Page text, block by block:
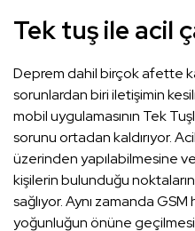
Tek tuş ile acil
Deprem dahil birçok afette
sorunlardan biri iletişimin
mobil uygulamasının Tek
sorunu ortadan kaldırıyor.
üzerinden yapılabilmesine
kişilerin bulunduğu
sağlıyor. Aynı zamanda
yoğunluğun önüne